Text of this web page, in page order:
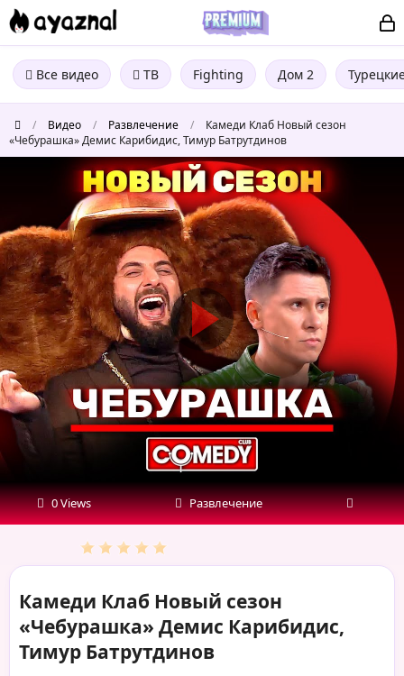
Все видео ТВ Fighting Дом 2
/ Видео / Развлечение /
Камеди Клаб Новый сезон
«Чебурашка» Демис Карибидис, Тимур Батрутдинов
Камеди
Клаб
Новый
сезон
«Чебурашка»
Демис
Карибидис,
Тимур
Батрутдинов
0 Views Развлечение
Камеди Клаб Новый сезон
«Чебурашка» Демис Карибидис,
Тимур Батрутдинов